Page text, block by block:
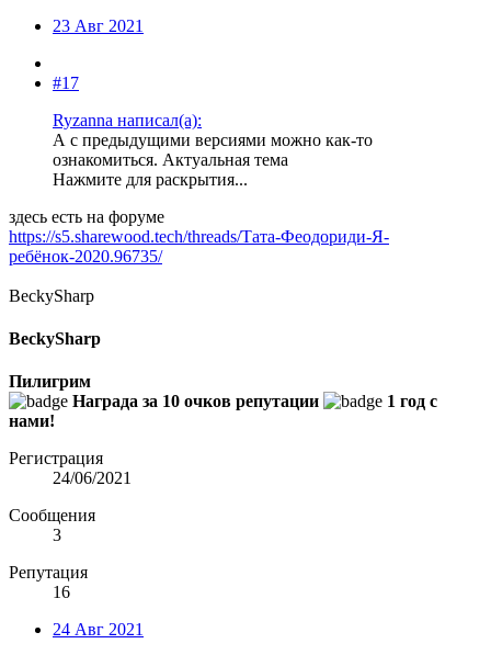
23 Авг 2021
#17
Ryzanna написал(а):
А с предыдущими версиями можно как-то
ознакомиться. Актуальная тема
Нажмите для раскрытия...
здесь есть на форуме
https://s5.sharewood.tech/threads/Тата-Феодориди-Я-
ребёнок-2020.96735/
BeckySharp
BeckySharp
Пилигрим
Награда за 10 очков репутации
1 год с
нами!
Регистрация
24/06/2021
Сообщения
3
Репутация
16
24 Авг 2021